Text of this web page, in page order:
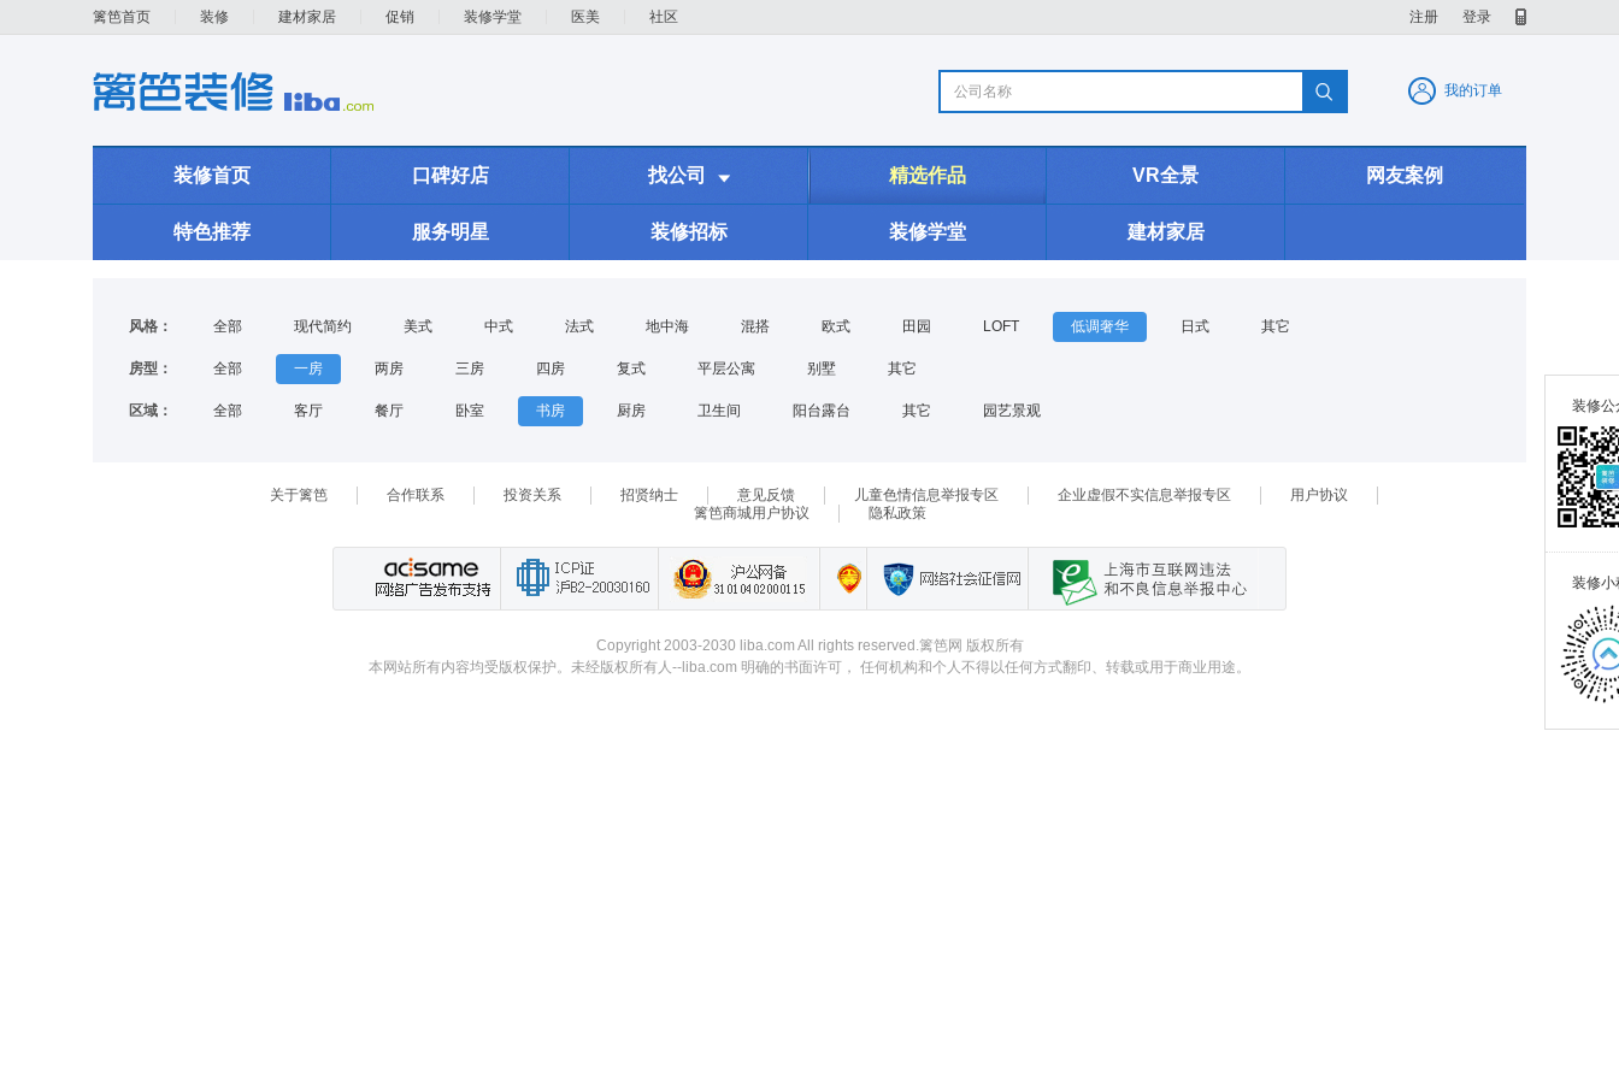
篱笆首页 装修 建材家居 促销 装修学堂 医美 社区 注册 登录
我的订单
公司名称 
装修首页 口碑好店 找公司  精选作品 VR全景 网友案例
特色推荐 服务明星 装修招标 装修学堂 建材家居
风格： 全部 现代简约 美式 中式 法式 地中海 混搭 欧式 田园 LOFT 低调奢华 日式 其它
房型： 全部 一房 两房 三房 四房 复式 平层公寓 别墅 其它
区域： 全部 客厅 餐厅 卧室 书房 厨房 卫生间 阳台露台 其它 园艺景观 装修公
装修小
关于篱笆 合作联系 投资关系 招贤纳士 意见反馈 儿童色情信息举报专区 企业虚假不实信息举报专区
用户协议
篱笆商城用户协议
隐私政策
Copyright 2003-2030 liba.com All rights reserved.篱笆网 版权所有
本网站所有内容均受版权保护。未经版权所有人--liba.com 明确的书面许可， 任何机构和个人不得以任何方式翻印、转载或用于商业用途。